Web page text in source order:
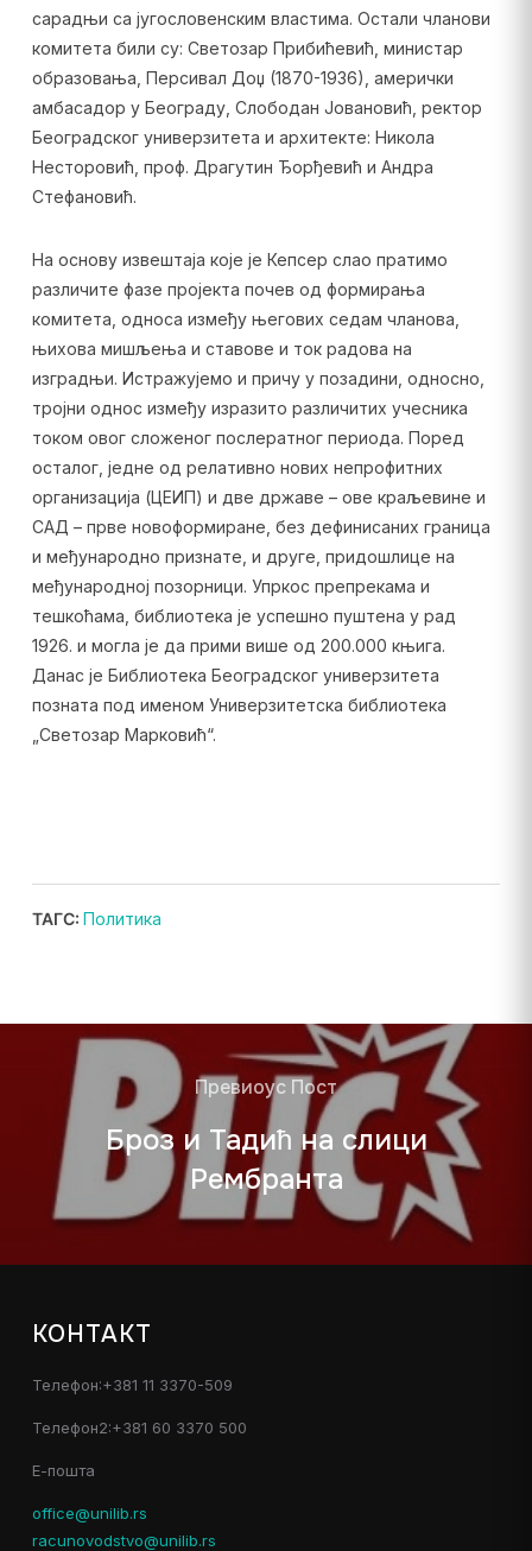
сарадњи са југословенским властима. Остали чланови
комитета били су: Светозар Прибићевић, министар
образовања, Персивал Доџ (1870-1936), амерички
амбасадор у Београду, Слободан Јовановић, ректор
Београдског универзитета и архитекте: Никола
Несторовић, проф. Драгутин Ђорђевић и Андра
Стефановић.
На основу извештаја које је Кепсер слао пратимо
различите фазе пројекта почев од формирања
комитета, односа између његових седам чланова,
њихова мишљења и ставове и ток радова на
изградњи. Истражујемо и причу у позадини, односно,
тројни однос између изразито различитих учесника
током овог сложеног послератног периода. Поред
осталог, једне од релативно нових непрофитних
организација (ЦЕИП) и две државе – ове краљевине и
САД – прве новоформиране, без дефинисаних граница
и међународно признате, и друге, придошлице на
међународној позорници. Упркос препрекама и
тешкоћама, библиотека је успешно пуштена у рад
1926. и могла је да прими више од 200.000 књига.
Данас је Библиотека Београдског универзитета
позната под именом Универзитетска библиотека
„Светозар Марковић“.
ТАГС: Политика
Превиоус Пост
Броз и Тадић на слици
Рембранта
КОНТАКТ
Телефон:+381 11 3370-509
Телефон2:+381 60 3370 500
Е-пошта
office@unilib.rs
racunovodstvo@unilib.rs